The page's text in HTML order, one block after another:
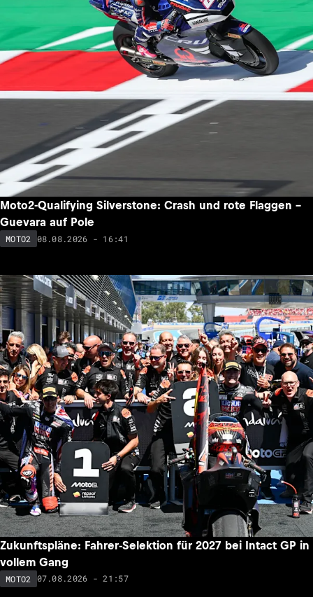
Moto2-Qualifying Silverstone: Crash und rote Flaggen –
Guevara auf Pole
MOTO2 08.08.2026 - 16:41
Zukunftspläne: Fahrer-Selektion für 2027 bei Intact GP in
vollem Gang
MOTO2 07.08.2026 - 21:57